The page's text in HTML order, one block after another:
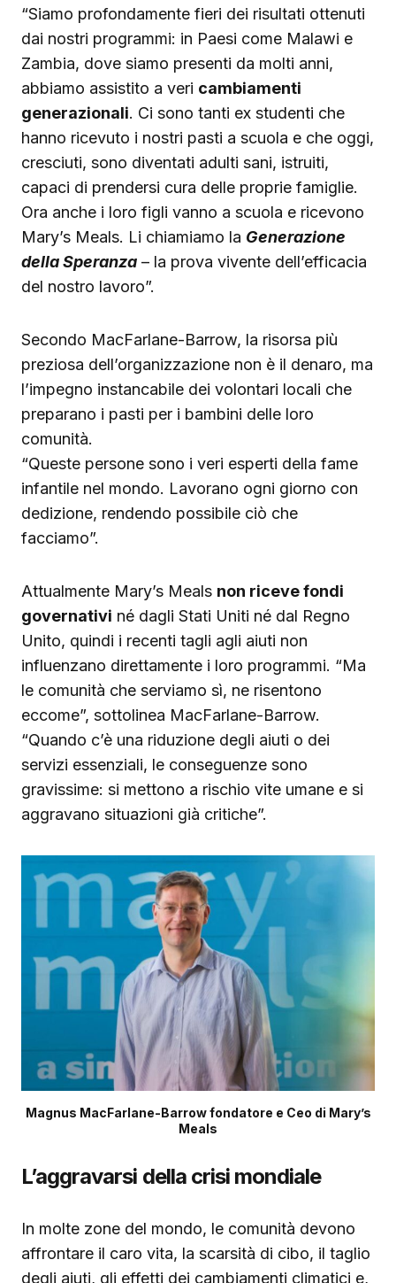
“Siamo profondamente fieri dei risultati ottenuti
dai nostri programmi: in Paesi come Malawi e
Zambia, dove siamo presenti da molti anni,
abbiamo assistito a veri cambiamenti
generazionali. Ci sono tanti ex studenti che
hanno ricevuto i nostri pasti a scuola e che oggi,
cresciuti, sono diventati adulti sani, istruiti,
capaci di prendersi cura delle proprie famiglie.
Ora anche i loro figli vanno a scuola e ricevono
Mary’s Meals. Li chiamiamo la Generazione
della Speranza – la prova vivente dell’efficacia
del nostro lavoro”.
Secondo MacFarlane-Barrow, la risorsa più
preziosa dell’organizzazione non è il denaro, ma
l’impegno instancabile dei volontari locali che
preparano i pasti per i bambini delle loro
comunità.
“Queste persone sono i veri esperti della fame
infantile nel mondo. Lavorano ogni giorno con
dedizione, rendendo possibile ciò che
facciamo”.
Attualmente Mary’s Meals non riceve fondi
governativi né dagli Stati Uniti né dal Regno
Unito, quindi i recenti tagli agli aiuti non
influenzano direttamente i loro programmi. “Ma
le comunità che serviamo sì, ne risentono
eccome”, sottolinea MacFarlane-Barrow.
“Quando c’è una riduzione degli aiuti o dei
servizi essenziali, le conseguenze sono
gravissime: si mettono a rischio vite umane e si
aggravano situazioni già critiche”.
Magnus MacFarlane-Barrow fondatore e Ceo di Mary’s
Meals
L’aggravarsi della crisi mondiale
In molte zone del mondo, le comunità devono
affrontare il caro vita, la scarsità di cibo, il taglio
degli aiuti, gli effetti dei cambiamenti climatici e,